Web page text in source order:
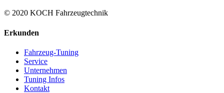
© 2020 KOCH Fahrzeugtechnik
Erkunden
Fahrzeug-Tuning
Service
Unternehmen
Tuning Infos
Kontakt